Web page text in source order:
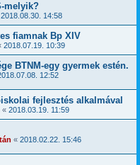
melyik?
2018.08.30. 14:58
fiamnak Bp XIV
2018.07.19. 10:39
BTNM-egy gyermek estén.
12:52
fejlesztés alkalmával
« 2018.03.19. 11:59
« 2018.02.22. 15:46